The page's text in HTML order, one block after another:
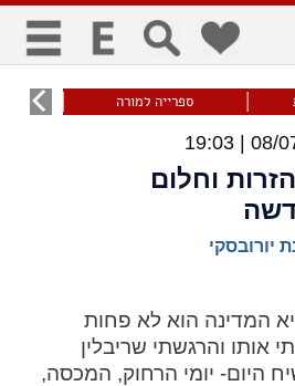
כללי
keyboard
זום
התקרב
ספרייה למורה עוני
08/07/
וחלום
יורובסקי
המדינה הוא לא פחות
אותו והרגשתי שריבלין
היום- יומי הרחוק, המכסה,